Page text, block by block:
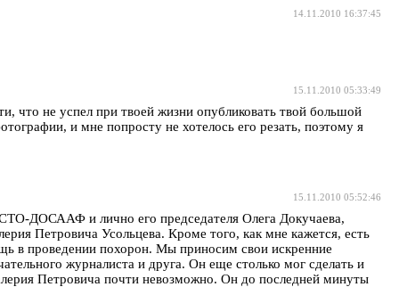
14.11.2010 16:37:45
15.11.2010 05:33:49
что не успел при твоей жизни опубликовать твой большой
и мне попросту не хотелось его резать, поэтому я
15.11.2010 05:52:46
ДОСААФ и лично его председателя Олега Докучаева,
Петровича Усольцева. Кроме того, как мне кажется, есть
в проведении похорон. Мы приносим свои искренние
журналиста и друга. Он еще столько мог сделать и
Петровича почти невозможно. Он до последней минуты